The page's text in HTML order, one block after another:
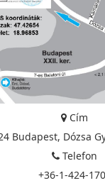
Cím
Budapest, Dózsa
Telefon
+36-1-424-